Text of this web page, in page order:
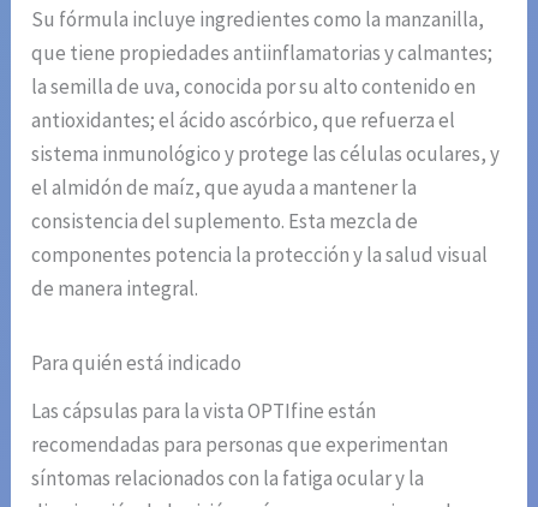
Su fórmula incluye ingredientes como la manzanilla,
que tiene propiedades antiinflamatorias y calmantes;
la semilla de uva, conocida por su alto contenido en
antioxidantes; el ácido ascórbico, que refuerza el
sistema inmunológico y protege las células oculares, y
el almidón de maíz, que ayuda a mantener la
consistencia del suplemento. Esta mezcla de
componentes potencia la protección y la salud visual
de manera integral.
Para quién está indicado
Las cápsulas para la vista OPTIfine están
recomendadas para personas que experimentan
síntomas relacionados con la fatiga ocular y la